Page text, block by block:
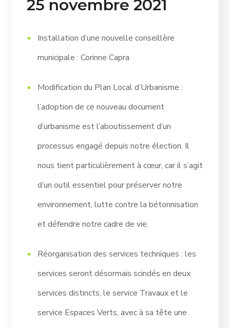
25 novembre 2021
Installation d’une nouvelle conseillère
municipale : Corinne Capra
Modification du Plan Local d’Urbanisme :
l’adoption de ce nouveau document
d’urbanisme est l’aboutissement d’un
processus engagé depuis notre élection. Il
nous tient particulièrement à cœur, car il s’agit
d’un outil essentiel pour préserver notre
environnement, lutte contre la bétonnisation
et défendre notre cadre de vie.
Réorganisation des services techniques : les
services seront désormais scindés en deux
services distincts, le service Travaux et le
service Espaces Verts, avec à sa tête une